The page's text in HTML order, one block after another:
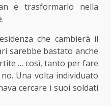
e trasformarlo nella
che cambierà il
sarebbe bastato anche
… così, tanto per fare
Una volta individuato
cercare i suoi soldati